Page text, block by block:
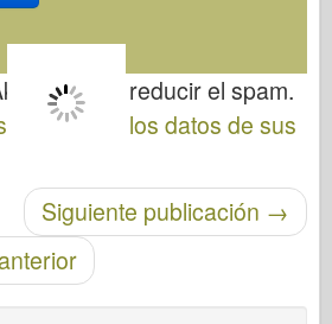
para reducir el spam.
procesan los datos de sus
Siguiente publicación →